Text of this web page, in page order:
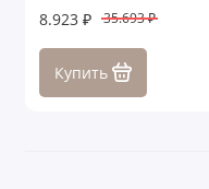
8.923 ₽ 35.693 ₽
Купить